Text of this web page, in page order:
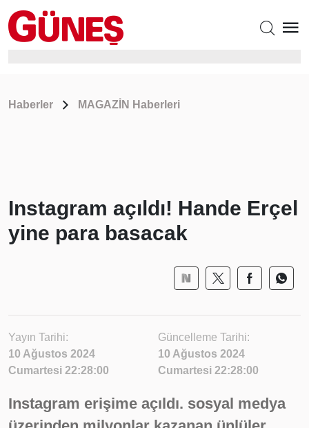
Haberler MAGAZİN Haberleri
Instagram açıldı! Hande Erçel
yine para basacak
Yayın Tarihi:
10 Ağustos 2024
Cumartesi 22:28:00
Güncelleme Tarihi:
10 Ağustos 2024
Cumartesi 22:28:00
Instagram erişime açıldı. sosyal medya